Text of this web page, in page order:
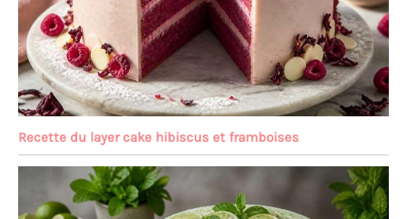
Recette du layer cake hibiscus et framboises